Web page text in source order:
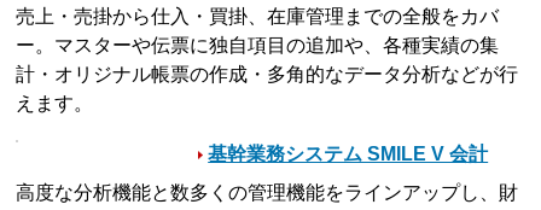
売上・売掛から仕入・買掛、在庫管理までの全般をカバ
ー。マスターや伝票に独自項目の追加や、各種実績の集
計・オリジナル帳票の作成・多角的なデータ分析などが行
えます。
基幹業務システム SMILE V 会計
高度な分析機能と数多くの管理機能をラインアップし、財